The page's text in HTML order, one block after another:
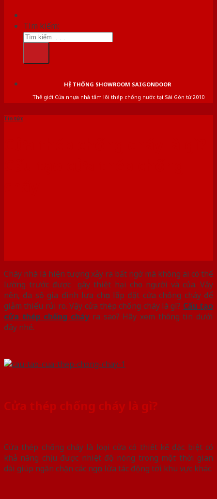
Tìm kiếm:
HỆ THỐNG SHOWROOM SAIGONDOOR
Thế giới Cửa nhựa nhà tắm lõi thép chống nước tại Sài Gòn từ 2010
Tin tức
Cháy nhà là hiện tượng xảy ra bất ngờ mà không ai có thể
lường trước được gây thiệt hại cho người và của. Vậy
nên, đa số gia đình lựa chọn lắp đặt cửa chống cháy để
giảm thiểu rủi ro. Vậy cửa thép chống cháy là gì? Cấu tạo
cửa thép chống cháy ra sao? Hãy xem thông tin dưới
đây nhé.
Cửa thép chống cháy là gì?
Cửa thép chống cháy là loại cửa có thiết kế đặc biệt có
khả năng chịu được nhiệt độ nóng trong một thời gian
dài giúp ngăn chặn các ngọn lửa tác động tới khu vực khác.